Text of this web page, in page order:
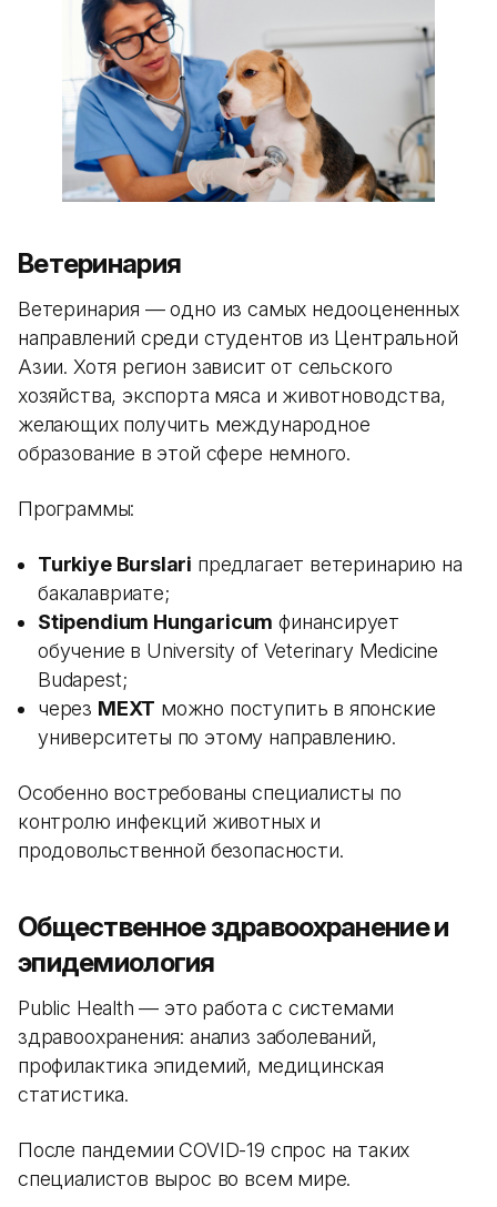
Ветеринария
Ветеринария — одно из самых недооцененных
направлений среди студентов из Центральной
Азии. Хотя регион зависит от сельского
хозяйства, экспорта мяса и животноводства,
желающих получить международное
образование в этой сфере немного.
Программы:
Turkiye Burslari предлагает ветеринарию на
бакалавриате;
Stipendium Hungaricum финансирует
обучение в University of Veterinary Medicine
Budapest;
через MEXT можно поступить в японские
университеты по этому направлению.
Особенно востребованы специалисты по
контролю инфекций животных и
продовольственной безопасности.
Общественное здравоохранение и
эпидемиология
Public Health — это работа с системами
здравоохранения: анализ заболеваний,
профилактика эпидемий, медицинская
статистика.
После пандемии COVID-19 спрос на таких
специалистов вырос во всем мире.